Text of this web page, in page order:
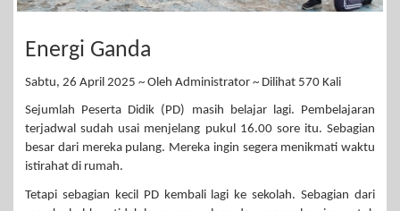
Energi Ganda
Sabtu, 26 April 2025 ~ Oleh Administrator ~ Dilihat 570 Kali
Sejumlah Peserta Didik (PD) masih belajar lagi. Pembelajaran
terjadwal sudah usai menjelang pukul 16.00 sore itu. Sebagian
besar dari mereka pulang. Mereka ingin segera menikmati waktu
istirahat di rumah.
Tetapi sebagian kecil PD kembali lagi ke sekolah. Sebagian dari